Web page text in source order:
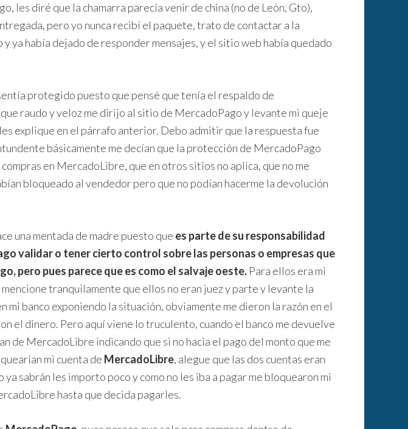
les diré que la chamarra parecía venir de china (no de León, Gto),
pero yo nunca recibí el paquete, trato de contactar a la
ya había dejado de responder mensajes, y el sitio web había quedado
protegido puesto que pensé que tenía el respaldo de
raudo y veloz me dirijo al sitio de MercadoPago y levante mi queje
explique en el párrafo anterior. Debo admitir que la respuesta fue
básicamente me decían que la protección de MercadoPago
en MercadoLibre, que en otros sitios no aplica, que no me
bloqueado al vendedor pero que no podían hacerme la devolución
una mentada de madre puesto que es parte de su responsabilidad
validar o tener cierto control sobre las personas o empresas que
pero pues parece que es como el salvaje oeste. Para ellos era mi
tranquilamente que ellos no eran juez y parte y levante la
mi banco exponiendo la situación, obviamente me dieron la razón en el
el dinero. Pero aquí viene lo truculento, cuando el banco me devuelve
de MercadoLibre indicando que si no hacia el pago del monto que me
mi cuenta de MercadoLibre, alegue que las dos cuentas eran
ya sabrán les importo poco y como no les iba a pagar me bloquearon mi
hasta que decida pagarles.